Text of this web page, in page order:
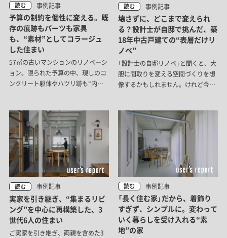
読む 事例記事
予算の制約を個性に変える。既
存の痕跡もパーツも家具
も、“素材”としてコラージュ
した住まい
57㎡の古いマンションのリノベーシ
ョン。限られた予算の中、現しのコ
ンクリート躯体やハツリ跡も“内装
に空間を“編集”した住まいをご紹介
します。
読む 事例記事
壊さずに、どこまで変えられ
る？設計士が自邸で挑んだ、築
18年中古戸建ての“表層だけリ
ノベ”
「設計士の自邸リノベ」と聞くと、大
胆に間取りを変える空間づくりを想
像するかもしれません。けれど今回
ずに、どこまで心地よくできるの
か？にトライした事例です。
読む 事例記事
実家を引き継ぎ、“集まるリビ
ング”を中心に再構築した、3
世代6人の住まい
ご実家を引き継ぎ、両親を含めた3
読む 事例記事
「長く住む家」だから、着飾り
すぎず、シンプルに。変わって
いく暮らしを受け入れる“素
地”の家